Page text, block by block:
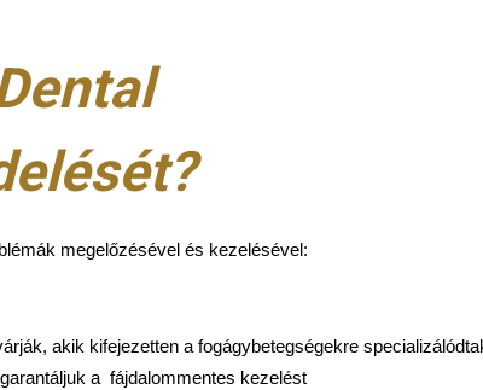
megelőzésével és kezelésével:
akik kifejezetten a fogágybetegségekre
a  fájdalommentes kezelést